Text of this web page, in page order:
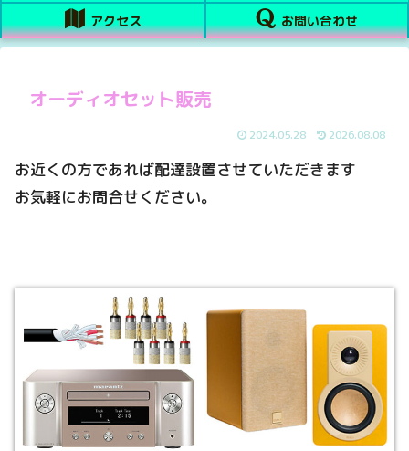
アクセス お問い合わせ
オーディオセット販売
2024.05.28 2026.08.08
お近くの方であれば配達設置させていただきます
お気軽にお問合せください。